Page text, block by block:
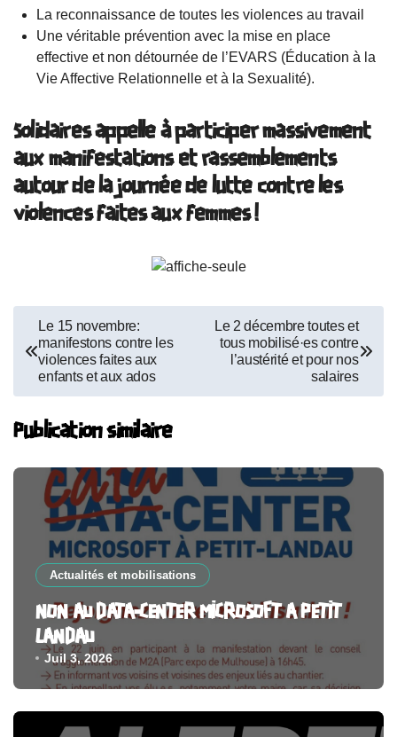
La reconnaissance de toutes les violences au travail
Une véritable prévention avec la mise en place
effective et non détournée de l’EVARS (Éducation à la
Vie Affective Relationnelle et à la Sexualité).
Solidaires appelle à participer massivement
aux manifestations et rassemblements
autour de la journée de lutte contre les
violences faites aux femmes !
Navigation
de
l’article
Le 15 novembre:
manifestons contre les
violences faites aux
enfants et aux ados
Le 2 décembre toutes et
tous mobilisé·es contre
l’austérité et pour nos
salaires
Publication similaire
Actualités et mobilisations
NON AU DATA-CENTER MICROSOFT A PETIT
LANDAU
Juil 3, 2026